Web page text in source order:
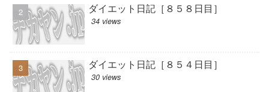
ダイエット日記［８５８日目］
34 views
ダイエット日記［８５４日目］
30 views